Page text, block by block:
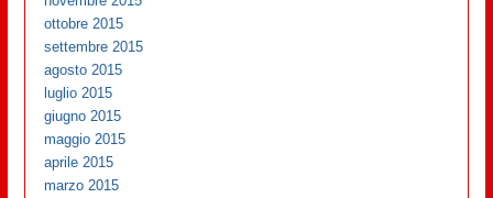
ottobre 2015
settembre 2015
agosto 2015
luglio 2015
giugno 2015
maggio 2015
aprile 2015
marzo 2015